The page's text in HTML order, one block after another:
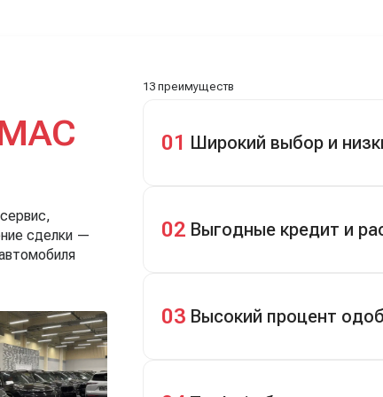
МАС
сделки —
13 преимуществ
01 Широкий выбор и
02 Выгодные кредит и
03 Высокий процент